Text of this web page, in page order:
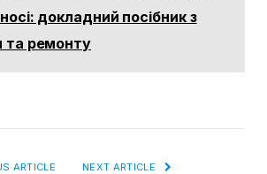
докладний посібник з
та ремонту
ARTICLE NEXT ARTICLE